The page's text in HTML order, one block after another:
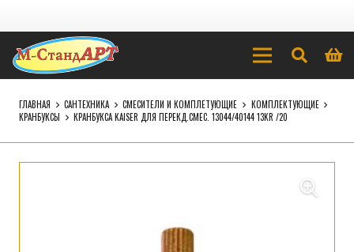
ГЛАВНАЯ САНТЕХНИКА СМЕСИТЕЛИ И КОМПЛЕТУЮЩИЕ
КОМПЛЕКТУЮЩИЕ
КРАНБУКСЫ
КРАНБУКСА KAISER ДЛЯ ПЕРЕКД.СМЕС. 13044/40144 13KR /20